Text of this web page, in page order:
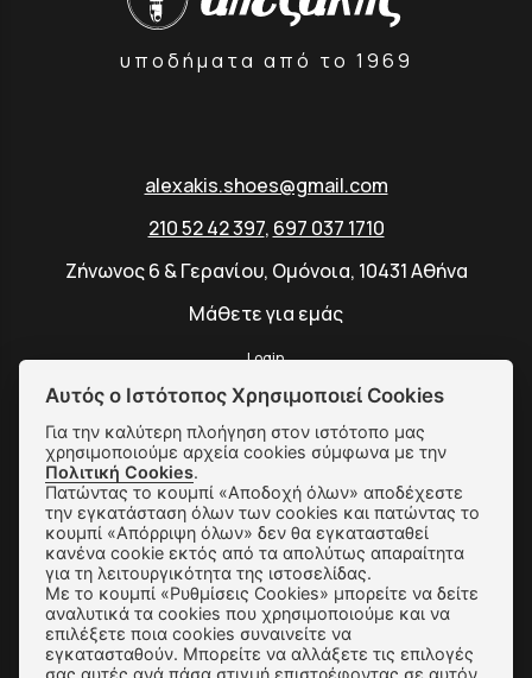
υποδήματα από το 1969
alexakis.shoes@gmail.com
210 52 42 397, 697 037 1710
Ζήνωνος 6 & Γερανίου, Ομόνοια, 10431 Αθήνα
Μάθετε για εμάς
Login
Αποστολές & Αλλαγές
Τρόποι Παραγγελίας & Πληρωμής
Όροι Χρήσης & Ασφάλεια
Αυτός ο Ιστότοπος Χρησιμοποιεί Cookies
Για την καλύτερη πλοήγηση στον ιστότοπο μας
χρησιμοποιούμε αρχεία cookies σύμφωνα με την
Πολιτική Cookies.
Πατώντας το κουμπί «Αποδοχή όλων» αποδέχεστε
την εγκατάσταση όλων των cookies και πατώντας το
κουμπί «Απόρριψη όλων» δεν θα εγκατασταθεί
κανένα cookie εκτός από τα απολύτως απαραίτητα
για τη λειτουργικότητα της ιστοσελίδας.
Με το κουμπί «Ρυθμίσεις Cookies» μπορείτε να δείτε
αναλυτικά τα cookies που χρησιμοποιούμε και να
επιλέξετε ποια cookies συναινείτε να
εγκατασταθούν. Μπορείτε να αλλάξετε τις επιλογές
σας αυτές ανά πάσα στιγμή επιστρέφοντας σε αυτόν